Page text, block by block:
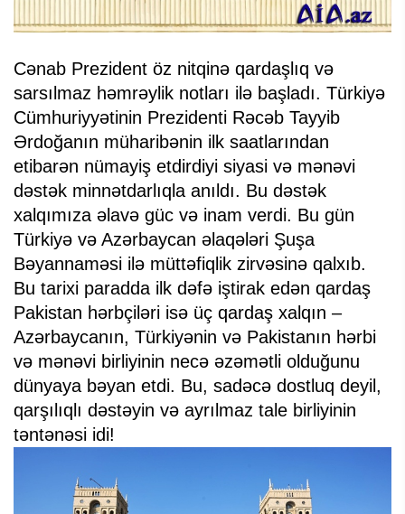
Cənab Prezident öz nitqinə qardaşlıq və
sarsılmaz həmrəylik notları ilə başladı. Türkiyə
Cümhuriyyətinin Prezidenti Rəcəb Tayyib
Ərdoğanın müharibənin ilk saatlarından
etibarən nümayiş etdirdiyi siyasi və mənəvi
dəstək minnətdarlıqla anıldı. Bu dəstək
xalqımıza əlavə güc və inam verdi. Bu gün
Türkiyə və Azərbaycan əlaqələri Şuşa
Bəyannaməsi ilə müttəfiqlik zirvəsinə qalxıb.
Bu tarixi paradda ilk dəfə iştirak edən qardaş
Pakistan hərbçiləri isə üç qardaş xalqın –
Azərbaycanın, Türkiyənin və Pakistanın hərbi
və mənəvi birliyinin necə əzəmətli olduğunu
dünyaya bəyan etdi. Bu, sadəcə dostluq deyil,
qarşılıqlı dəstəyin və ayrılmaz tale birliyinin
təntənəsi idi!